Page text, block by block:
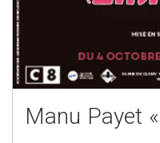
Manu Payet